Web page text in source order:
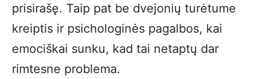
prisirašę. Taip pat be dvejonių turėtume
kreiptis ir psichologinės pagalbos, kai
emociškai sunku, kad tai netaptų dar
rimtesne problema.